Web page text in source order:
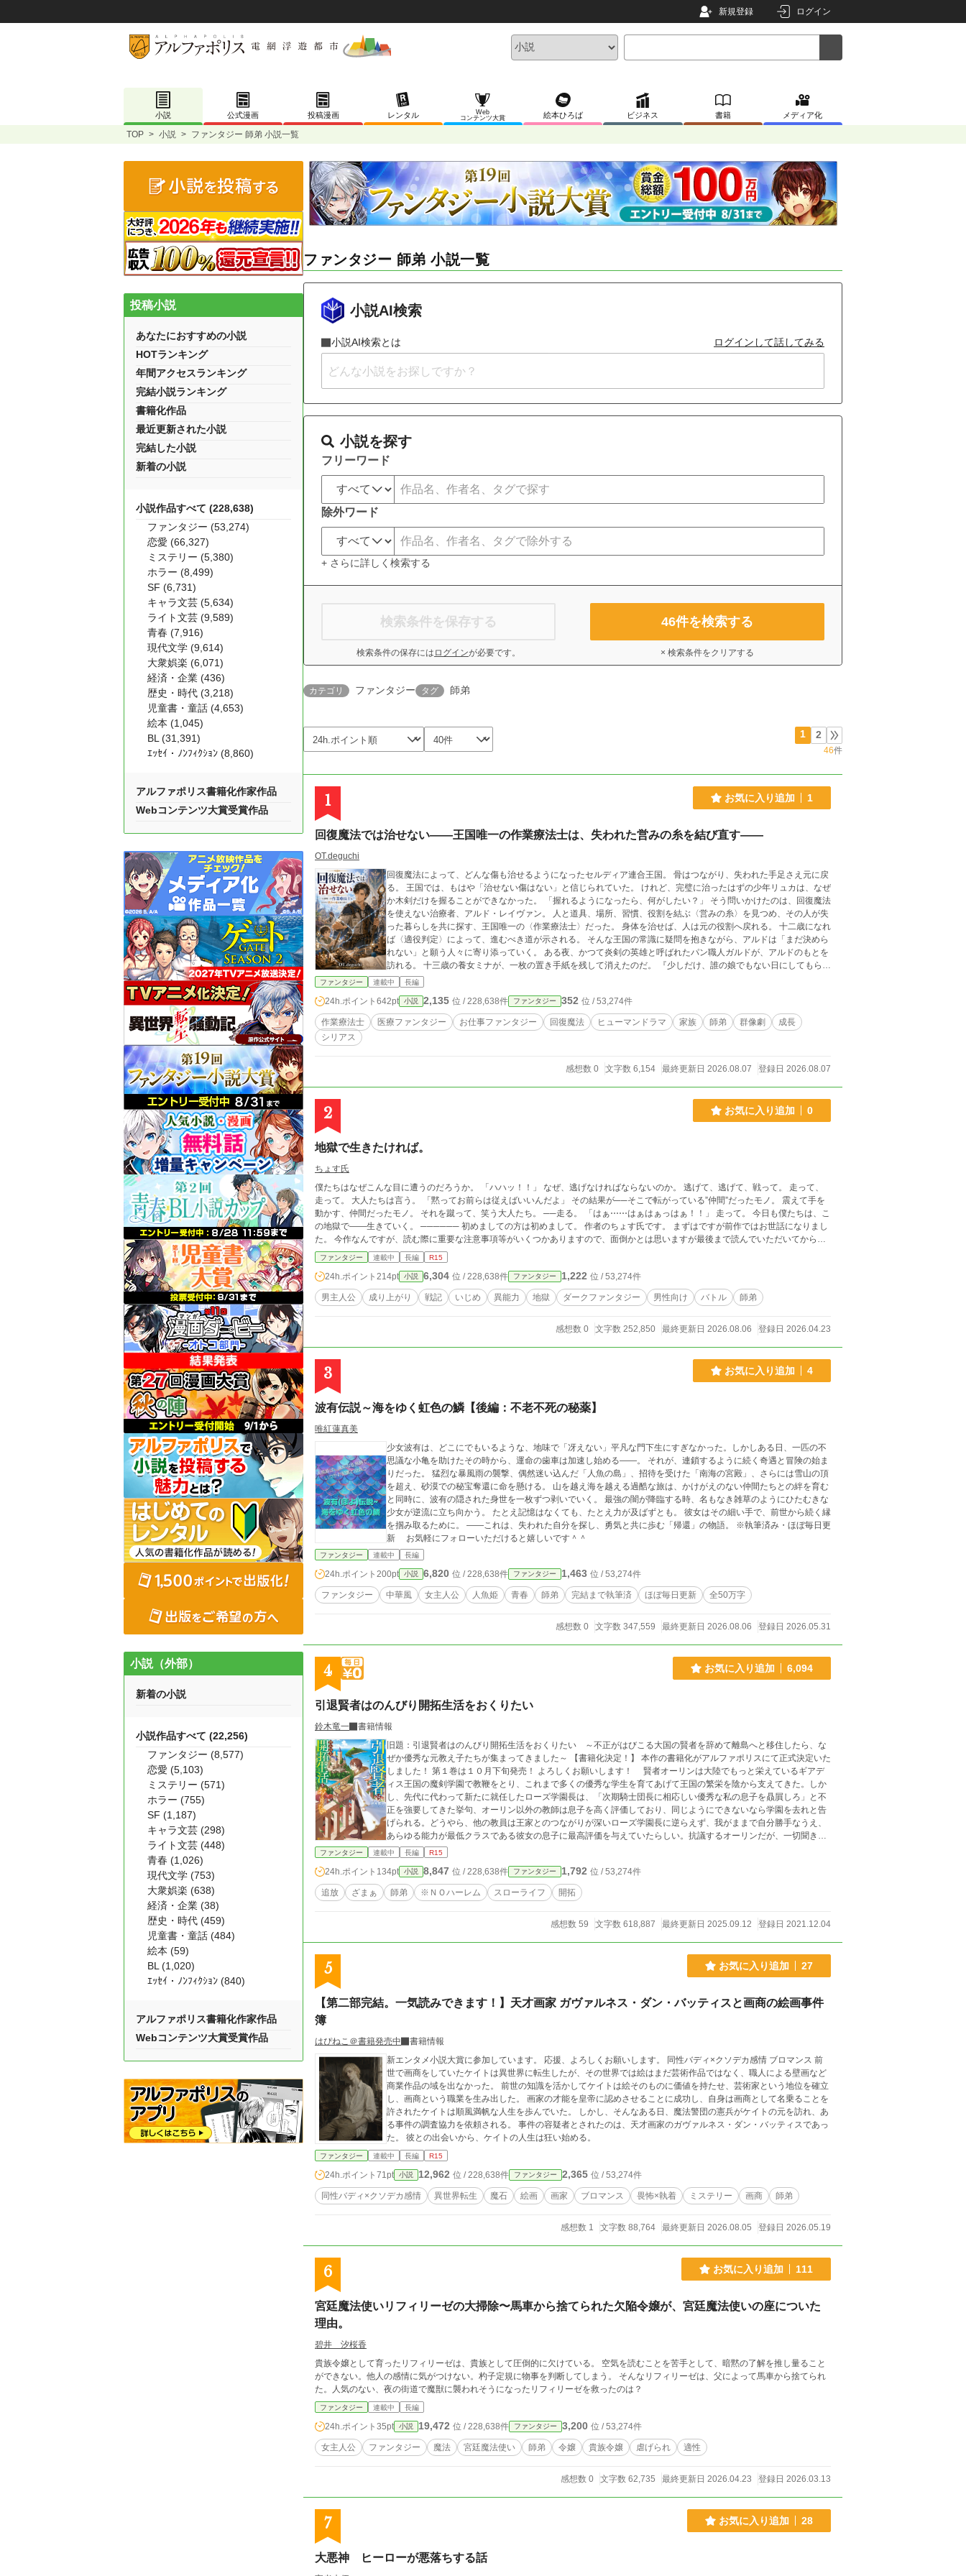
新規登録 ログイン
小説 公式漫画 投稿漫画 レンタル
Web
コンテンツ大賞
絵本ひろば ビジネス 書籍 メディア化
TOP > 小説 > ファンタジー 師弟 小説一覧
ファンタジー 師弟 小説一覧
小説AI検索
小説AI検索とは ログインして話してみる
小説を探す
フリーワード
除外ワード
+ さらに詳しく検索する
検索条件を保存する
検索条件の保存には ログインが必要です。
46件を検索する
× 検索条件をクリアする
カテゴリ ファンタジー タグ 師弟
1 2
46件
1 お気に入り追加 1
回復魔法では治せない――王国唯一の作業療法士は、失われた営みの糸を結び直す――
OT.deguchi
回復魔法によって、どんな傷も治せるようになったセルディア連合王国。 骨はつながり、失われた手足さえ元に戻
る。 王国では、もはや「治せない傷はない」と信じられていた。 けれど、完璧に治ったはずの少年リュカは、なぜ
か木剣だけを握ることができなかった。 「握れるようになったら、何がしたい？」 そう問いかけたのは、回復魔法
を使えない治療者、アルド・レイヴァン。 人と道具、場所、習慣、役割を結ぶ〈営みの糸〉を見つめ、その人が失
った暮らしを共に探す、王国唯一の〈作業療法士〉だった。 身体を治せば、人は元の役割へ戻れる。 十二歳になれ
ば〈適役判定〉によって、進むべき道が示される。 そんな王国の常識に疑問を抱きながら、アルドは「まだ決めら
れない」と願う人々に寄り添っていく。 ある夜、かつて炎剣の英雄と呼ばれたパン職人ガルドが、アルドのもとを
訪れる。 十三歳の養女ミナが、一枚の置き手紙を残して消えたのだ。 『少しだけ、誰の娘でもない日にしてもらい
ます』 ミナが自ら向かったのは、苦しい記憶や役割から解放されるという〈無憂教会〉。 だが、彼女から伸びる白
とと、その人の人生を取り戻すことは同じなのか。 過去の夢を、今も選び続けなければならないのか。 これは、誰
かを「元どおり」にするのではなく、迷い、拒み、選び直せる明日を取り戻すための物語。
ファンタジー 連載中 長編
24h.ポイント 642pt 小説 2,135 位 / 228,638件 ファンタジー 352 位 / 53,274件
作業療法士 医療ファンタジー お仕事ファンタジー 回復魔法 ヒューマンドラマ 家族 師弟 群像劇
成長
シリアス
感想数 0 文字数 6,154 最終更新日 2026.08.07 登録日 2026.08.07
2 お気に入り追加 0
地獄で生きたければ。
ちょす氏
僕たちはなぜこんな目に遭うのだろうか。 「ハハッ！！」 なぜ、逃げなければならないのか。 逃げて、逃げて、戦って。 走って、
走って。 大人たちは言う。 「黙ってお前らは従えばいいんだよ」 その結果が──そこで転がっている”仲間”だったモノ。 震えて手を
動かす、仲間だったモノ。 それを蹴って、笑う大人たち。 ──走る。 「はぁ⋯⋯はぁはぁっはぁ！！」 走って。 今日も僕たちは、こ
の地獄で——生きていく。 ────── 初めましての方は初めまして。 作者のちょす氏です。 まずはですが前作ではお世話になりまし
た。 今作なんですが、読む際に重要な注意事項等がいくつかありますので、面倒かとは思いますが最後まで読んでいただいてから読
むかご判断いただければと思います。 面倒であれば読まない方が精神衛生上良いかと思われます。 今作品は塔シリーズの”四作品
目”です。 しかし初見の方でもほとんど問題はありません。 拙著にはなりますが、またお付き合いいただければと思いますので、どう
ぞよろしくお願いいたします。 そして、タグやジャンルなのですが、正直要素が多すぎてあまり判断がつきませんでした。 作者はこ
ういうあらすじやタグ付けみたいなところが壊滅的にダメなので、もし違うなと思いましたら閉じてもらえると助かります。 ——注
意！！ ※本作品はフィクションです。 もう一度言います。 ”フィクション”です。 本作品はまず間違いなく多くの読者の方が最初に不
たものです。 ※作者は文章力が壊滅的にまだまだです。
ファンタジー 連載中 長編 R15
24h.ポイント 214pt 小説 6,304 位 / 228,638件 ファンタジー 1,222 位 / 53,274件
男主人公 成り上がり 戦記 いじめ 異能力 地獄 ダークファンタジー 男性向け バトル 師弟
感想数 0 文字数 252,850 最終更新日 2026.08.06 登録日 2026.04.23
3 お気に入り追加 4
波有伝説～海をゆく虹色の鱗【後編：不老不死の秘薬】
唯紅蓮真美
少女波有は、どこにでもいるような、地味で「冴えない」平凡な門下生にすぎなかった。しかしある日、一匹の不
思議な小亀を助けたその時から、運命の歯車は加速し始める——。 それが、連鎖するように続く奇遇と冒険の始ま
りだった。 猛烈な暴風雨の襲撃、偶然迷い込んだ「人魚の島」、招待を受けた「南海の宮殿」、さらには雪山の頂
を超え、砂漠での秘宝奪還に命を懸ける。 山を越え海を越える過酷な旅は、かけがえのない仲間たちとの絆を育む
と同時に、波有の隠された身世を一枚ずつ剥いでいく。 最強の闇が降臨する時、名もなき雑草のようにひたむきな
少女が逆流に立ち向かう。 たとえ記憶はなくても、たとえ力が及ばずとも。 彼女はその細い手で、前世から続く縁
を掴み取るために。 ——これは、失われた自分を探し、勇気と共に歩む「帰還」の物語。 ※執筆済み・ほぼ毎日更
新 お気軽にフォローいただけると嬉しいです＾＾
ファンタジー 連載中 長編
24h.ポイント 200pt 小説 6,820 位 / 228,638件 ファンタジー 1,463 位 / 53,274件
ファンタジー 中華風 女主人公 人魚姫 青春 師弟 完結まで執筆済 ほぼ毎日更新 全50万字
感想数 0 文字数 347,559 最終更新日 2026.08.06 登録日 2026.05.31
4 お気に入り追加 6,094
引退賢者はのんびり開拓生活をおくりたい
鈴木竜一
書籍情報
旧題：引退賢者はのんびり開拓生活をおくりたい ～不正がはびこる大国の賢者を辞めて離島へと移住したら、な
ぜか優秀な元教え子たちが集まってきました～ 【書籍化決定！】 本作の書籍化がアルファポリスにて正式決定いた
しました！ 第１巻は１０月下旬発売！ よろしくお願いします！ 賢者オーリンは大陸でもっと栄えているギアデ
ィス王国の魔剣学園で教鞭をとり、これまで多くの優秀な学生を育てあげて王国の繁栄を陰から支えてきた。しか
し、先代に代わって新たに就任したローズ学園長は、「次期騎士団長に相応しい優秀な私の息子を贔屓しろ」と不
正を強要してきた挙句、オーリン以外の教師は息子を高く評価しており、同じようにできないなら学園を去れと告
げられる。どうやら、他の教員は王家とのつながりが深いローズ学園長に逆らえず、我がままで自分勝手なうえ、
あらゆる能力が最低クラスである彼女の息子に最高評価を与えていたらしい。抗議するオーリンだが、一切聞き入
れてもらえず、ついに「そこまでおっしゃられるのなら、私は一線から身を引きましょう」と引退宣言をし、大国
を慕う教え子の少女パトリシアが追いかけてくる。かつてオーリンに命を助けられ、彼を生涯の師と仰ぐ彼女を人
生最後の教え子にしようと決め、かねてより依頼をされていた離島開拓の仕事を引き受けると、パトリシアととも
にそこへ移り住み、現地の人々と交流をしたり、畑を耕したり、家畜の世話をしたり、修行をしたり、時に離島の
ていた《黄金世代》と呼ばれるオーリンの元教え子たちは、恩師であるオーリンが学園から不当解雇された可能性
そんな危ういギアディス王国に見切りをつけた元教え子たちは、オーリンの後を追って続々と国外へ脱出してい
く。 こうして、小国の離島でのんびりとした開拓生活を希望するオーリンのもとに、王国きっての優秀な人材が
ファンタジー 連載中 長編 R15
24h.ポイント 134pt 小説 8,847 位 / 228,638件 ファンタジー 1,792 位 / 53,274件
追放 ざまぁ 師弟 ※ＮＯハーレム スローライフ 開拓
感想数 59 文字数 618,887 最終更新日 2025.09.12 登録日 2021.12.04
5 お気に入り追加 27
【第二部完結。一気読みできます！】天才画家 ガヴァルネス・ダン・バッティスと画商の絵画事件
簿
はぴねこ＠書籍発売中
書籍情報
新エンタメ小説大賞に参加しています。 応援、よろしくお願いします。 同性バディ×クソデカ感情 ブロマンス 前
世で画商をしていたケイトは異世界に転生したが、その世界では絵はまだ芸術作品ではなく、職人による壁画など
商業作品の域を出なかった。 前世の知識を活かしてケイトは絵そのものに価値を持たせ、芸術家という地位を確立
し、画商という職業を生み出した。 画家の才能を皇帝に認めさせることに成功し、自身は画商として名乗ることを
許されたケイトは順風満帆な人生を歩んでいた。 しかし、そんなある日、魔法警団の憲兵がケイトの元を訪れ、あ
る事件の調査協力を依頼される。 事件の容疑者とされたのは、天才画家のガヴァルネス・ダン・バッティスであっ
た。 彼との出会いから、ケイトの人生は狂い始める。
ファンタジー 連載中 長編 R15
24h.ポイント 71pt 小説 12,962 位 / 228,638件 ファンタジー 2,365 位 / 53,274件
同性バディ×クソデカ感情 異世界転生 魔石 絵画 画家 ブロマンス 畏怖×執着 ミステリー 画商 師弟
感想数 1 文字数 88,764 最終更新日 2026.08.05 登録日 2026.05.19
6 お気に入り追加 111
宮廷魔法使いリフィリーゼの大掃除〜馬車から捨てられた欠陥令嬢が、宮廷魔法使いの座についた
理由。
碧井 汐桜香
貴族令嬢として育ったリフィリーゼは、貴族として圧倒的に欠けている。 空気を読むことを苦手として、暗黙の了解を推し量ること
ができない。他人の感情に気がつけない。杓子定規に物事を判断してしまう。 そんなリフィリーゼは、父によって馬車から捨てられ
た。人気のない、夜の街道で魔獣に襲われそうになったリフィリーゼを救ったのは？
ファンタジー 連載中 長編
24h.ポイント 35pt 小説 19,472 位 / 228,638件 ファンタジー 3,200 位 / 53,274件
女主人公 ファンタジー 魔法 宮廷魔法使い 師弟 令嬢 貴族令嬢 虐げられ 適性
感想数 0 文字数 62,735 最終更新日 2026.04.23 登録日 2026.03.13
7 お気に入り追加 28
大悪神 ヒーローが悪落ちする話
投稿小説
あなたにおすすめの小説
HOTランキング
年間アクセスランキング
完結小説ランキング
書籍化作品
最近更新された小説
完結した小説
新着の小説
小説作品すべて (228,638)
ファンタジー (53,274)
恋愛 (66,327)
ミステリー (5,380)
ホラー (8,499)
SF (6,731)
キャラ文芸 (5,634)
ライト文芸 (9,589)
青春 (7,916)
現代文学 (9,614)
大衆娯楽 (6,071)
経済・企業 (436)
歴史・時代 (3,218)
児童書・童話 (4,653)
絵本 (1,045)
BL (31,391)
ｴｯｾｲ・ﾉﾝﾌｨｸｼｮﾝ (8,860)
アルファポリス書籍化作家作品
Webコンテンツ大賞受賞作品
小説（外部）
新着の小説
小説作品すべて (22,256)
ファンタジー (8,577)
恋愛 (5,103)
ミステリー (571)
ホラー (755)
SF (1,187)
キャラ文芸 (298)
ライト文芸 (448)
青春 (1,026)
現代文学 (753)
大衆娯楽 (638)
経済・企業 (38)
歴史・時代 (459)
児童書・童話 (484)
絵本 (59)
BL (1,020)
ｴｯｾｲ・ﾉﾝﾌｨｸｼｮﾝ (840)
アルファポリス書籍化作家作品
Webコンテンツ大賞受賞作品